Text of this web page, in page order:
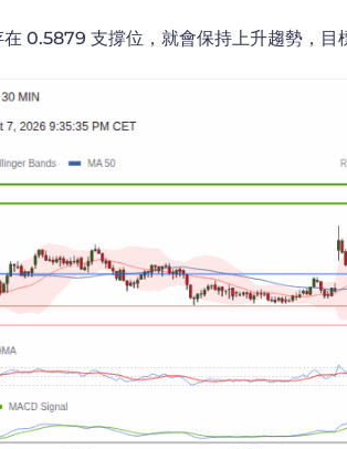
在 0.5879 支撐位，就會保持上升趨勢，目